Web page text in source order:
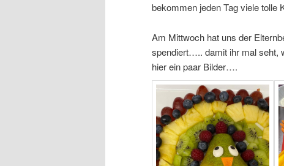
bekommen jeden Tag viele
Am Mittwoch hat uns der
spendiert….. damit ihr mal seht,
hier ein paar Bilder….